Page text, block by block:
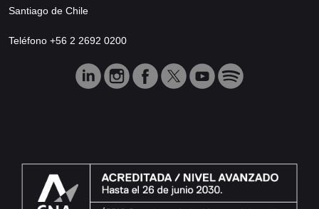
Santiago de Chile
Teléfono +56 2 2692 0200